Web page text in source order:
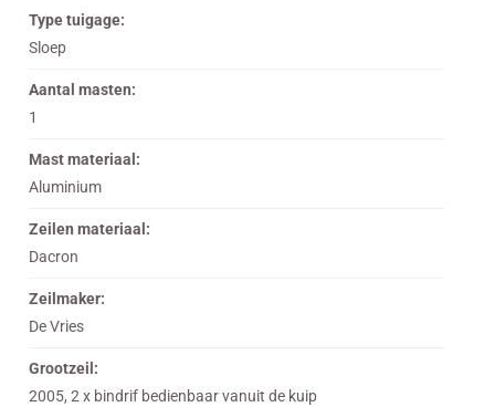
Type tuigage:
Sloep
Aantal masten:
1
Mast materiaal:
Aluminium
Zeilen materiaal:
Dacron
Zeilmaker:
De Vries
Grootzeil:
2005, 2 x bindrif bedienbaar vanuit de kuip